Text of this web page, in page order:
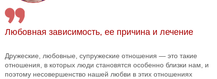
Любовная зависимость, ее причина и лечение
Дружеские, любовные, супружеские отношения — это такие
отношения, в которых люди становятся особенно близки нам, и
поэтому несовершенство нашей любви в этих отношениях